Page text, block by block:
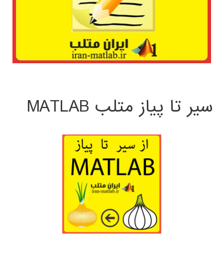
سیر تا پیاز متلب MATLAB